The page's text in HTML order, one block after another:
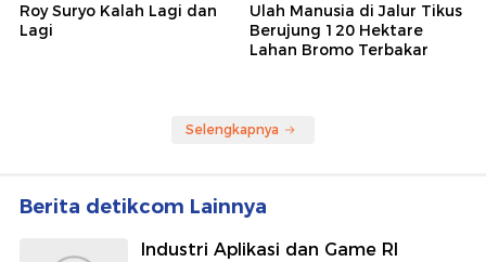
Roy Suryo Kalah Lagi dan
Lagi
Ulah Manusia di Jalur Tikus
Berujung 120 Hektare
Lahan Bromo Terbakar
Selengkapnya
Berita detikcom Lainnya
Industri Aplikasi dan Game RI